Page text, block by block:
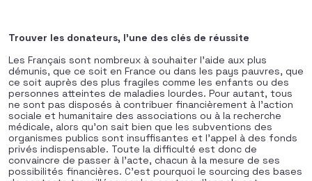
Trouver les donateurs, l’une des clés de réussite
Les Français sont nombreux à souhaiter l’aide aux plus
démunis, que ce soit en France ou dans les pays pauvres, que
ce soit auprès des plus fragiles comme les enfants ou des
personnes atteintes de maladies lourdes. Pour autant, tous
ne sont pas disposés à contribuer financièrement à l’action
sociale et humanitaire des associations ou à la recherche
médicale, alors qu’on sait bien que les subventions des
organismes publics sont insuffisantes et l’appel à des fonds
privés indispensable. Toute la difficulté est donc de
convaincre de passer à l’acte, chacun à la mesure de ses
possibilités financières. C’est pourquoi le sourcing des bases